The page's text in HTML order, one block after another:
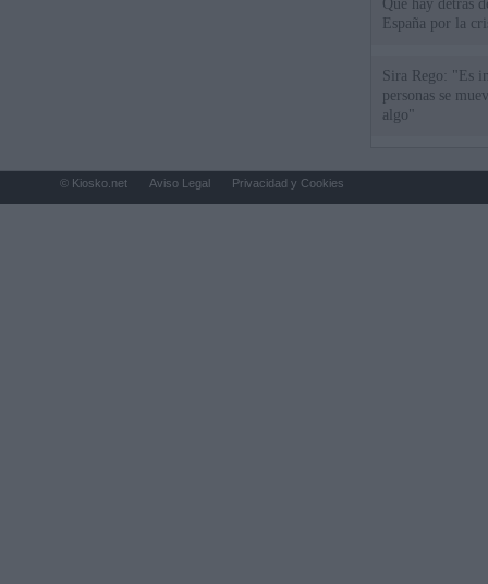
Qué hay detrás
España por la
Sira Rego: "Es
personas se
algo"
© Kiosko.net Aviso Legal Privacidad y Cookies